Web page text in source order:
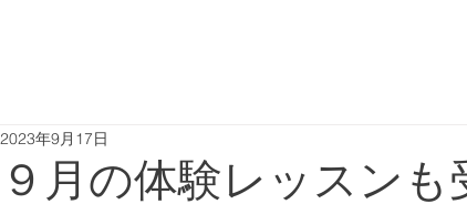
９月の体験レッスンも
2023年9月17日